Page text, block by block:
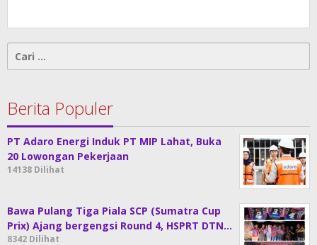
untuk:
Berita Populer
PT Adaro Energi Induk PT MIP Lahat, Buka
20 Lowongan Pekerjaan
14138 Dilihat
Bawa Pulang Tiga Piala SCP (Sumatra Cup
Prix) Ajang bergengsi Round 4, HSPRT DTN…
8342 Dilihat